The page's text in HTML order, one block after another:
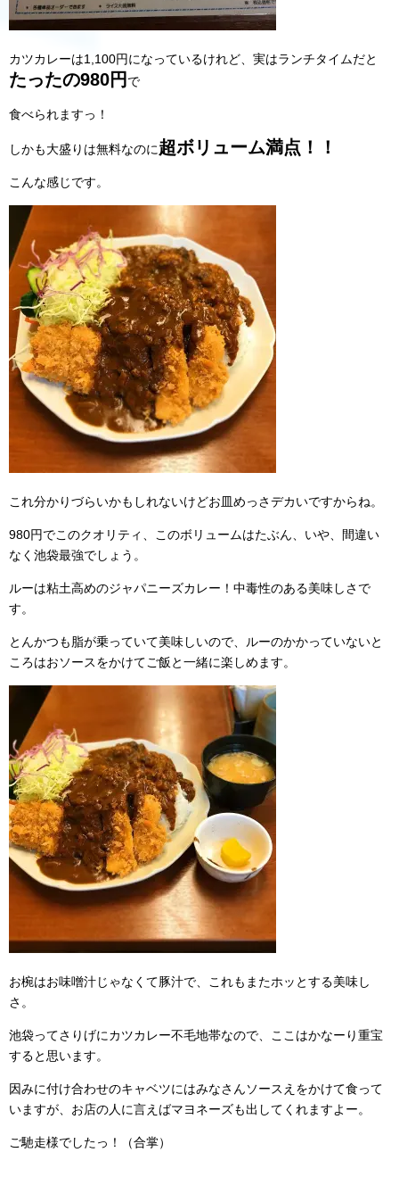
カツカレーは1,100円になっているけれど、実はランチタイムだと
たったの980円 で
食べられますっ！
しかも大盛りは無料なのに超ボリューム満点！！
こんな感じです。
これ分かりづらいかもしれないけどお皿めっさデカいですからね。
980円でこのクオリティ、このボリュームはたぶん、いや、間違い
なく池袋最強でしょう。
ルーは粘土高めのジャパニーズカレー！中毒性のある美味しさで
す。
とんかつも脂が乗っていて美味しいので、ルーのかかっていないと
ころはおソースをかけてご飯と一緒に楽しめます。
お椀はお味噌汁じゃなくて豚汁で、これもまたホッとする美味し
さ。
池袋ってさりげにカツカレー不毛地帯なので、ここはかなーり重宝
すると思います。
因みに付け合わせのキャベツにはみなさんソースえをかけて食って
いますが、お店の人に言えばマヨネーズも出してくれますよー。
ご馳走様でしたっ！（合掌）